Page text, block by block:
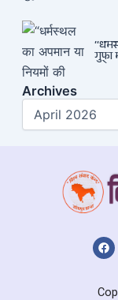
गुफा
Archives
Archives
F
a
c
b
o